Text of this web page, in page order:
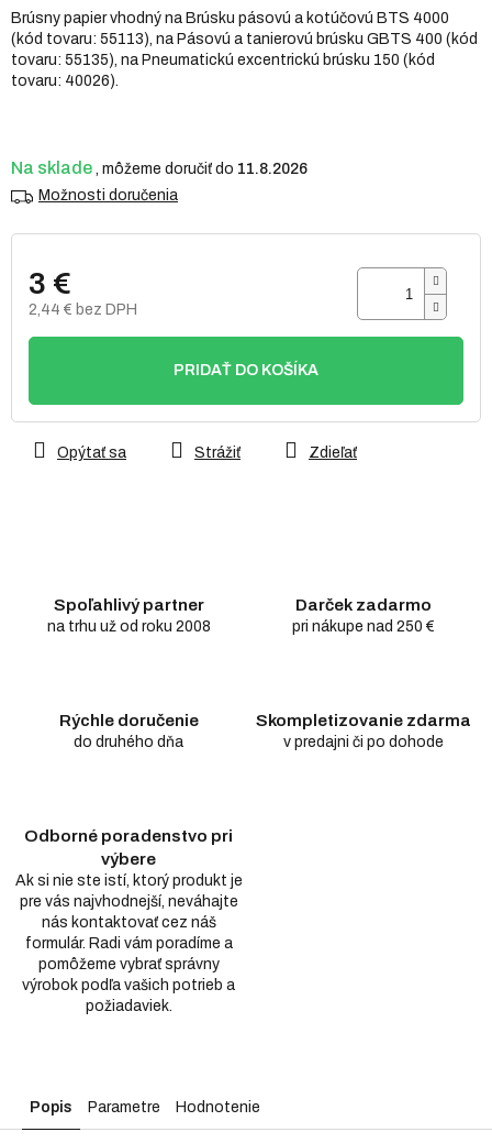
Na sklade
11.8.2026
Možnosti doručenia
3 €
2,44 € bez DPH
Jednotková
PRIDAŤ DO KOŠÍKA
Brúsny papier vhodný na Brúsku pásovú a kotúčovú BTS 4000
(kód tovaru: 55113), na Pásovú a tanierovú brúsku GBTS 400 (kód
tovaru: 55135), na Pneumatickú excentrickú brúsku 150 (kód
tovaru: 40026).
Opýtať sa Strážiť Zdieľať
Spoľahlivý partner
na trhu už od roku 2008
Darček zadarmo
pri nákupe nad 250 €
Rýchle doručenie
do druhého dňa
Skompletizovanie zdarma
v predajni či po dohode
Odborné poradenstvo pri
výbere
Ak si nie ste istí, ktorý produkt je
pre vás najvhodnejší, neváhajte
nás kontaktovať cez náš
formulár. Radi vám poradíme a
pomôžeme vybrať správny
výrobok podľa vašich potrieb a
požiadaviek.
5
hviezdičiek.
Popis Parametre Hodnotenie